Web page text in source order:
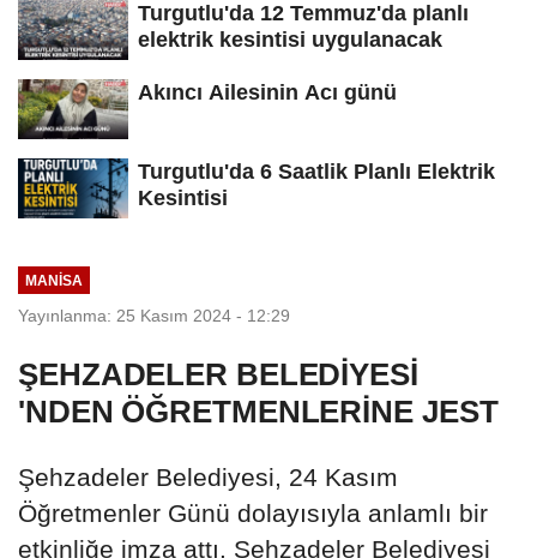
Turgutlu'da 12 Temmuz'da planlı
elektrik kesintisi uygulanacak
Akıncı Ailesinin Acı günü
Turgutlu'da 6 Saatlik Planlı Elektrik
Kesintisi
MANİSA
Yayınlanma: 25 Kasım 2024 - 12:29
ŞEHZADELER BELEDİYESİ
'NDEN ÖĞRETMENLERİNE JEST
Şehzadeler Belediyesi, 24 Kasım
Öğretmenler Günü dolayısıyla anlamlı bir
etkinliğe imza attı. Şehzadeler Belediyesi